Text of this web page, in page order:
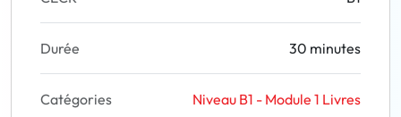
Durée 30 minutes
Catégories Niveau B1 - Module 1 Livres